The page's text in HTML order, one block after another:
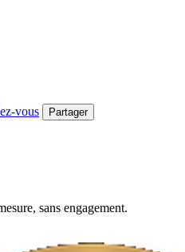
vous Partager
sans engagement.